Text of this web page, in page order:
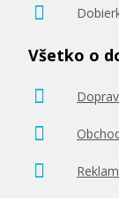
Všetko o